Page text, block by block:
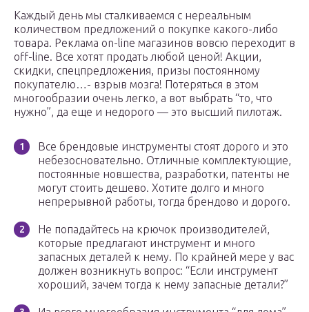
Каждый день мы сталкиваемся с нереальным
количеством предложений о покупке какого-либо
товара. Реклама on-line магазинов вовсю переходит в
off-line. Все хотят продать любой ценой! Акции,
скидки, спецпредложения, призы постоянному
покупателю…- взрыв мозга! Потеряться в этом
многообразии очень легко, а вот выбрать “то, что
нужно”, да еще и недорого — это высший пилотаж.
Все брендовые инструменты стоят дорого и это
небезосновательно. Отличные комплектующие,
постоянные новшества, разработки, патенты не
могут стоить дешево. Хотите долго и много
непрерывной работы, тогда брендово и дорого.
Не попадайтесь на крючок производителей,
которые предлагают инструмент и много
запасных деталей к нему. По крайней мере у вас
должен возникнуть вопрос: “Если инструмент
хороший, зачем тогда к нему запасные детали?”